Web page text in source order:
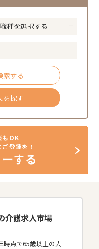
索する
を探す
もOK
登録を！
する
介護求人市場
時点で65歳以上の人